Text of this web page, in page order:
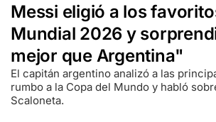
Messi eligió a los
Mundial 2026 y
mejor que Argentina"
El capitán argentino analizó a las
rumbo a la Copa del Mundo y habló
Scaloneta.